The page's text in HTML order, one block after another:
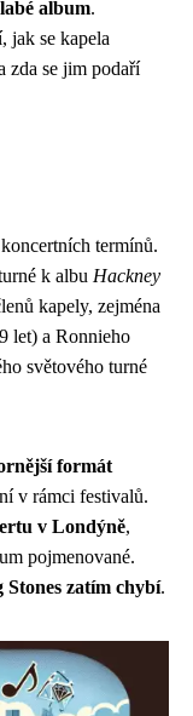
album.
jak se kapela
zda se jim podaří
termínů.
k albu Hackney
kapely, zejména
let) a Ronnieho
světového turné
formát
v rámci festivalů.
v Londýně,
pojmenované.
zatím chybí.